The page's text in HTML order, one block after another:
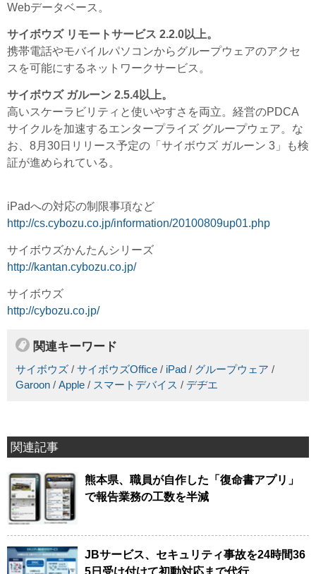
Webデータベース。
サイボウズ リモートサービス 2.2.0以上。
携帯電話やモバイルパソコンからグループウェアのアクセ
スを可能にするネットワークサービス。
サイボウズ ガルーン 2.5.4以上。
高いスケーラビリティと使いやすさを両立。経営のPDCA
サイクルを加速するエンタープライズ グループウェア。な
お、8月30日リリース予定の「サイボウズ ガルーン 3」も検
証が進められている。
iPadへの対応の制限事項など
http://cs.cybozu.co.jp/information/20100809up01.php
サイボウズかんたんシリーズ
http://kantan.cybozu.co.jp/
サイボウズ
http://cybozu.co.jp/
関連キーワード
サイボウズ / サイボウズOffice / iPad / グループウェア /
Garoon / Apple / スマートデバイス / デヂエ
関連記事
熊本県、職員が自作した「復命書アプリ」
で報告業務の工数を半減
JBサービス、セキュリティ事故を24時間36
5日受け付けて初動対応まで代行